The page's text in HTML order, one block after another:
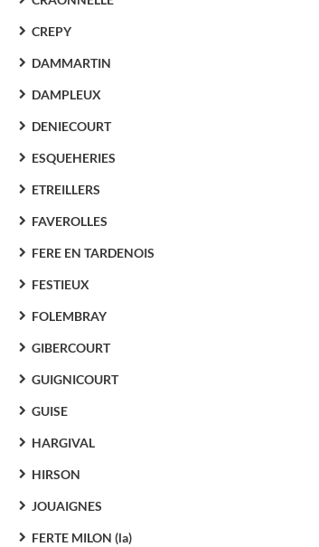
CREPY
DAMMARTIN
DAMPLEUX
DENIECOURT
ESQUEHERIES
ETREILLERS
FAVEROLLES
FERE EN TARDENOIS
FESTIEUX
FOLEMBRAY
GIBERCOURT
GUIGNICOURT
GUISE
HARGIVAL
HIRSON
JOUAIGNES
FERTE MILON (la)